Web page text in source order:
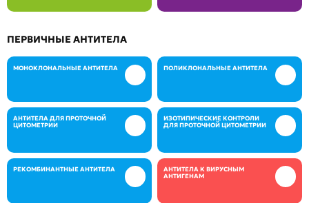
ПЕРВИЧНЫЕ АНТИТЕЛА
МОНОКЛОНАЛЬНЫЕ АНТИТЕЛА ПОЛИКЛОНАЛЬНЫЕ АНТИТЕЛА
АНТИТЕЛА ДЛЯ ПРОТОЧНОЙ
ЦИТОМЕТРИИ
ИЗОТИПИЧЕСКИЕ КОНТРОЛИ
ДЛЯ ПРОТОЧНОЙ ЦИТОМЕТРИИ
РЕКОМБИНАНТНЫЕ АНТИТЕЛА
АНТИТЕЛА К ВИРУСНЫМ
АНТИГЕНАМ